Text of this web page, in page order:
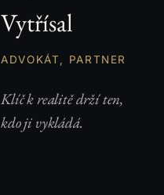
Vytřísal
ADVOKÁT, PARTNER
Klíč k realitě drží ten,
kdo ji vykládá.